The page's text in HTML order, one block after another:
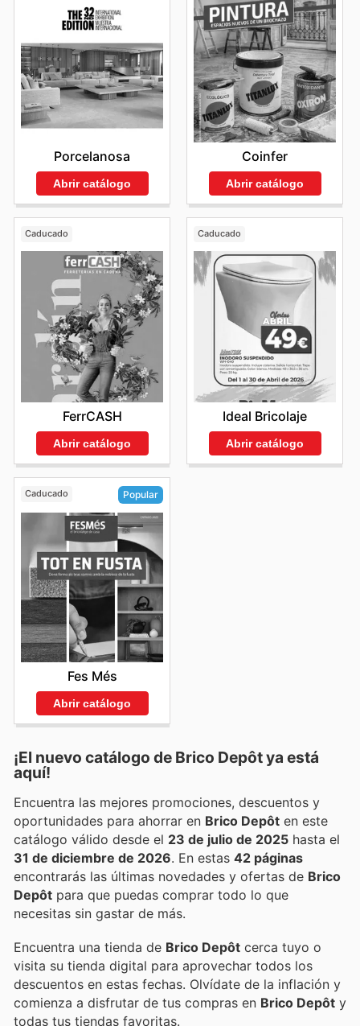
Porcelanosa
Abrir catálogo
Coinfer
Abrir catálogo
Caducado
FerrCASH
Abrir catálogo
Caducado
Ideal Bricolaje
Abrir catálogo
Caducado Popular
Fes Més
Abrir catálogo
¡El nuevo catálogo de Brico Depôtya está
aquí!
Encuentra las mejores promociones, descuentos y
oportunidades para ahorrar en Brico Depôt en este
catálogo válido desde el 23 de julio de 2025 hasta el
31 de diciembre de 2026 . En estas 42 páginas
encontrarás las últimas novedades y ofertas de Brico
Depôt para que puedas comprar todo lo que
necesitas sin gastar de más.
Encuentra una tienda de Brico Depôt cerca tuyo o
visita su tienda digital para aprovechar todos los
descuentos en estas fechas. Olvídate de la inflación y
comienza a disfrutar de tus compras en Brico Depôt y
todas tus tiendas favoritas.